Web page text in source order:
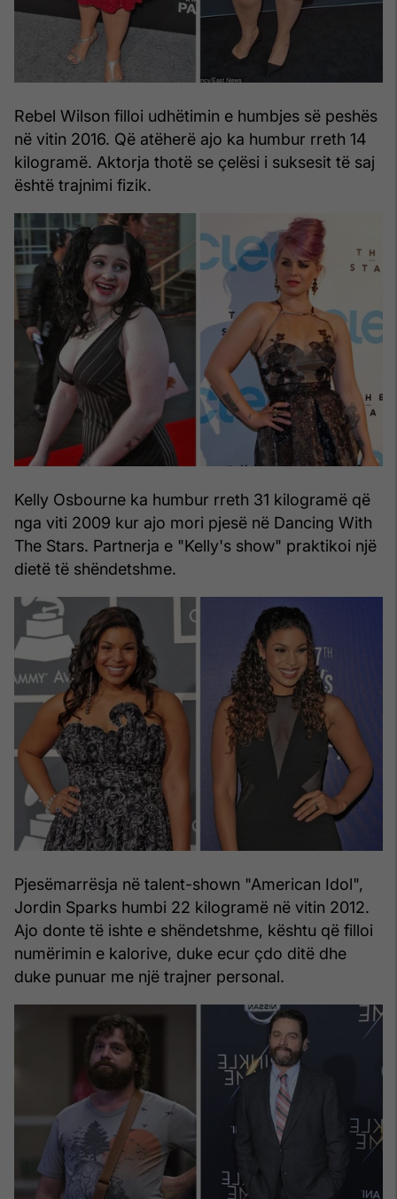
Rebel Wilson filloi udhëtimin e humbjes së peshës
në vitin 2016. Që atëherë ajo ka humbur rreth 14
kilogramë. Aktorja thotë se çelësi i suksesit të saj
është trajnimi fizik.
Kelly Osbourne ka humbur rreth 31 kilogramë që
nga viti 2009 kur ajo mori pjesë në Dancing With
The Stars. Partnerja e "Kelly's show" praktikoi një
dietë të shëndetshme.
Pjesëmarrësja në talent-shown "American Idol",
Jordin Sparks humbi 22 kilogramë në vitin 2012.
Ajo donte të ishte e shëndetshme, kështu që filloi
numërimin e kalorive, duke ecur çdo ditë dhe
duke punuar me një trajner personal.